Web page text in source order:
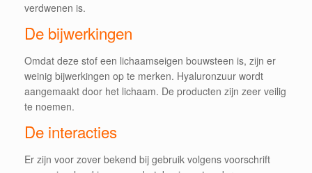
verdwenen is.
De bijwerkingen
Omdat deze stof een lichaamseigen bouwsteen is, zijn er
weinig bijwerkingen op te merken. Hyaluronzuur wordt
aangemaakt door het lichaam. De producten zijn zeer veilig
te noemen.
De interacties
Er zijn voor zover bekend bij gebruik volgens voorschrift